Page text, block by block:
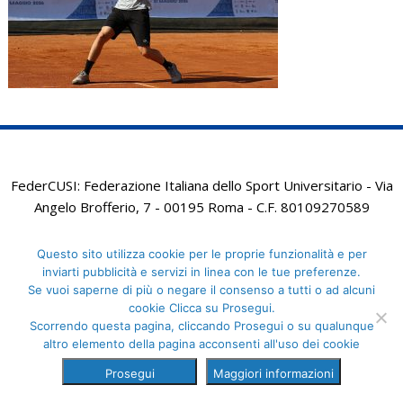
FederCUSI: Federazione Italiana dello Sport Universitario - Via
Angelo Brofferio, 7 - 00195 Roma - C.F. 80109270589
Questo sito utilizza cookie per le proprie funzionalità e per
inviarti pubblicità e servizi in linea con le tue preferenze.
Se vuoi saperne di più o negare il consenso a tutti o ad alcuni
cookie Clicca su Prosegui.
Scorrendo questa pagina, cliccando Prosegui o su qualunque
altro elemento della pagina acconsenti all'uso dei cookie
Prosegui Maggiori informazioni